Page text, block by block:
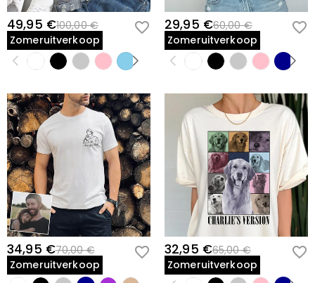
49,95 €100,00 €
Zomeruitverkoop
29,95 €60,00 €
Zomeruitverkoop
34,95 €70,00 €
Zomeruitverkoop
32,95 €65,00 €
Zomeruitverkoop